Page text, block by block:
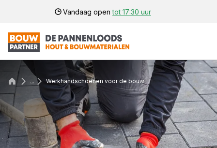
Vandaag opentot 17:30 uur
... Werkhandschoenen voor de bouw